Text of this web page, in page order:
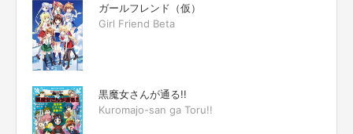
ガールフレンド（仮）
Girl Friend Beta
黒魔女さんが通る!!
Kuromajo-san ga Toru!!